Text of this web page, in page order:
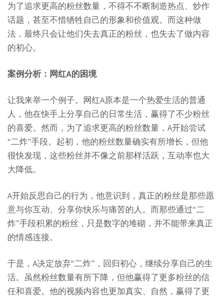
为了追求更高的粉丝数量，不得不不断制造热点、炒作
话题，甚至不惜牺牲自己的形象和价值观。而这种做
法，最终只会让他们失去真正的粉丝，也失去了做内容
的初心。
案例分析：网红A的困境
让我来举一个例子。网红A原本是一个热爱生活的普通
人，他在快手上分享自己的日常生活，赢得了不少粉丝
的喜爱。然而，为了追求更高的粉丝数量，A开始尝试
“二炸”手段。起初，他的粉丝数量确实有所增长，但他
很快发现，这些粉丝并不像之前那样活跃，互动率也大
大降低。
A开始反思自己的行为，他意识到，真正的粉丝是那些愿
意与你互动、分享你快乐与痛苦的人。而那些通过“二
炸”手段积累的粉丝，只是数字的堆砌，并不能带来真正
的情感连接。
于是，A决定放弃“二炸”，回归初心，继续分享自己的生
活。虽然粉丝数量有所下降，但他赢得了更多粉丝的信
任和喜爱。他的视频内容也更加真实、自然，赢得了更